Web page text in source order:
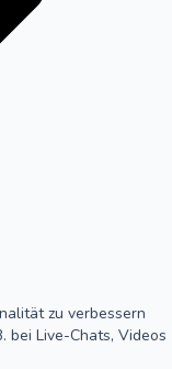
zu verbessern
bei Live-Chats, Videos